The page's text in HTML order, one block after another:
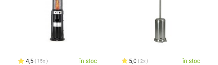
4,5 15x în stoc 5,0 2x în stoc